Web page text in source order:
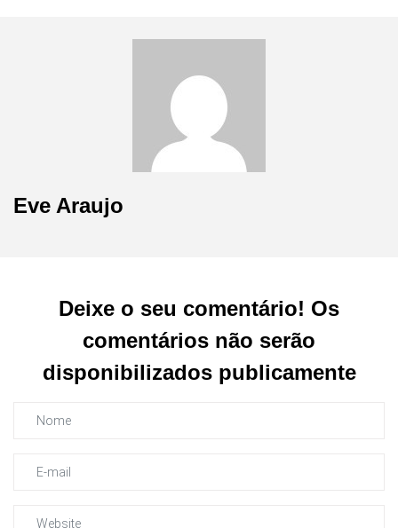
Eve Araujo
Deixe o seu comentário! Os
comentários não serão
disponibilizados publicamente